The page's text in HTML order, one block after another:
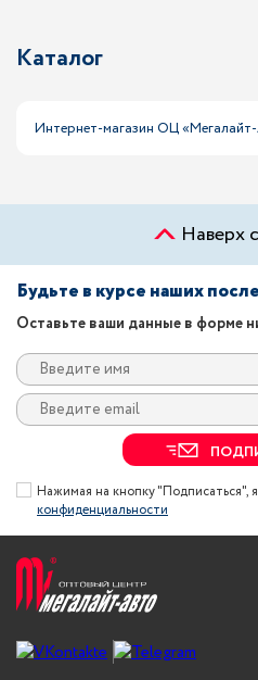
Каталог
Интернет-магазин ОЦ
Наверх
Будьте в курсе наших
Оставьте ваши данные в форме
Нажимая на кнопку "Подписаться",
конфиденциальности